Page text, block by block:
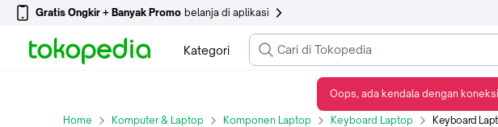
Gratis Ongkir + Banyak Promo belanja di aplikasi
Kategori
Home Komputer & Laptop Komponen Laptop Keyboard Laptop Keyboard Laptop LENOVO G480 G480A, G485
Oops, ada kendala dengan